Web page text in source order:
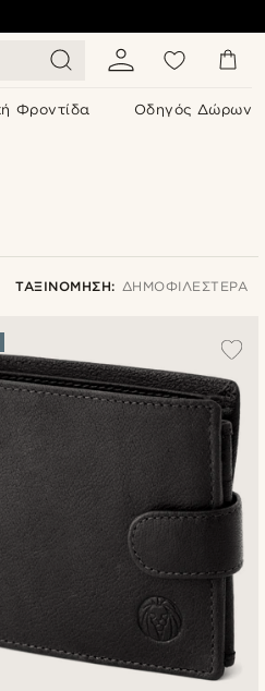
Φροντίδα Οδηγός Δώρων
ΤΑΞΙΝΌΜΗΣΗ: ΔΗΜΟΦΙΛΈΣΤΕΡΑ
Πιο καινούρια
Φθηνότερα
Ακριβότερα